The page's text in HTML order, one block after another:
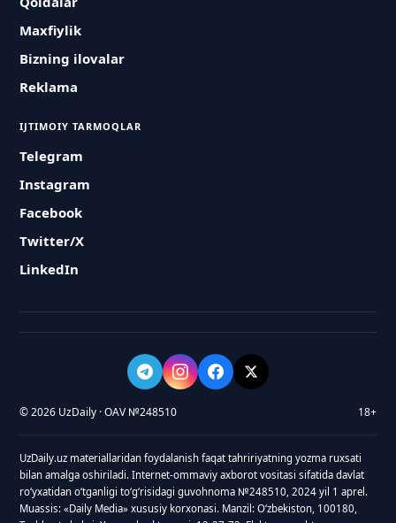
Maxfiylik
Bizning ilovalar
Reklama
IJTIMOIY TARMOQLAR
Telegram
Instagram
Facebook
Twitter/X
LinkedIn
© 2026 UzDaily · OAV №248510 18+
UzDaily.uz materiallaridan foydalanish faqat tahririyatning yozma ruxsati
bilan amalga oshiriladi. Internet-ommaviy axborot vositasi sifatida davlat
roʻyxatidan oʻtganligi toʻgʻrisidagi guvohnoma №248510, 2024 yil 1 aprel.
Muassis: «Daily Media» xususiy korxonasi. Manzil: Oʻzbekiston, 100180,